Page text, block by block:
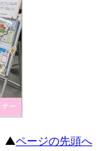
▲ページの先頭へ